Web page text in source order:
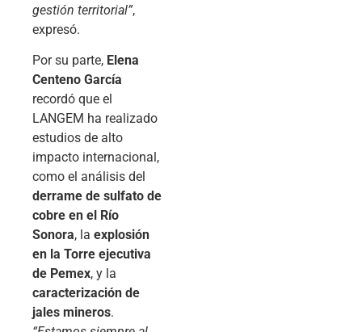
gestión territorial”,
expresó.
Por su parte, Elena
Centeno García
recordó que el
LANGEM ha realizado
estudios de alto
impacto internacional,
como el análisis del
derrame de sulfato de
cobre en el Río
Sonora, la explosión
en la Torre ejecutiva
de Pemex, y la
caracterización de
jales mineros.